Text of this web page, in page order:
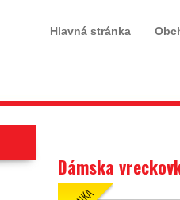
Hlavná stránka
Dámska